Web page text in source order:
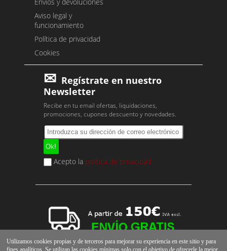
Aviso legal y
funcionamiento
Política de privacidad
Cookies
Regístrate en nuestro
Newsletter
Recibe en tu email ofertas, liquidaciones,
promociones, cupones descuento y novedades.
Acepto la política de privacidad
Utilizamos cookies propias y de terceros para mejorar su experiencia en este sitio y para
fines analíticos. Se utilizan las cookies mínimas solo con el objetivo de ofrecerle la mejor